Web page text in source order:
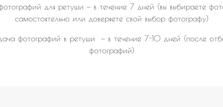
для ретуши — в течение 7 дней (вы выбираете
самостоятельно или доверяете свой выбор фотографу)
фотографий в ретуши — в течение 7-10 дней (после
фотографий)